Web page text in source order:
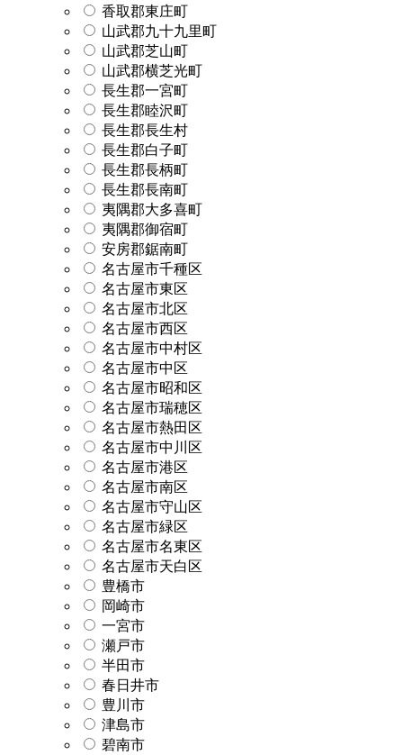
香取郡東庄町
山武郡九十九里町
山武郡芝山町
山武郡横芝光町
長生郡一宮町
長生郡睦沢町
長生郡長生村
長生郡白子町
長生郡長柄町
長生郡長南町
夷隅郡大多喜町
夷隅郡御宿町
安房郡鋸南町
名古屋市千種区
名古屋市東区
名古屋市北区
名古屋市西区
名古屋市中村区
名古屋市中区
名古屋市昭和区
名古屋市瑞穂区
名古屋市熱田区
名古屋市中川区
名古屋市港区
名古屋市南区
名古屋市守山区
名古屋市緑区
名古屋市名東区
名古屋市天白区
豊橋市
岡崎市
一宮市
瀬戸市
半田市
春日井市
豊川市
津島市
碧南市